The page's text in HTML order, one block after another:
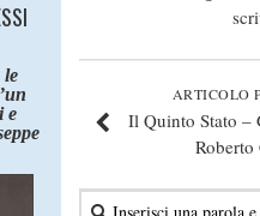
ARTICOLO
Il Quinto Stato –
le
e